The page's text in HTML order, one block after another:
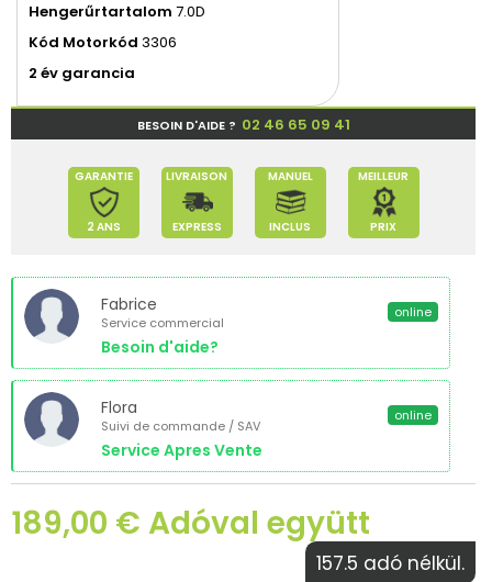
Hengerűrtartalom 7.0D
Kód Motorkód 3306
2 év garancia
BESOIN D'AIDE ? 02 46 65 09 41
GARANTIE
2 ANS
LIVRAISON
EXPRESS
MANUEL
INCLUS
MEILLEUR
PRIX
Fabrice
Service commercial
Besoin d'aide?
online
Flora
Suivi de commande / SAV
Service Apres Vente
online
189,00 € Adóval együtt
157.5 adó nélkül.